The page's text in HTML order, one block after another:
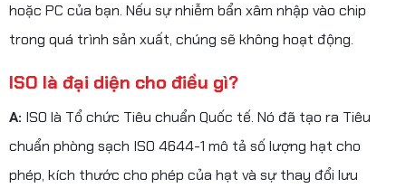
hoặc PC của bạn. Nếu sự nhiễm bẩn xâm nhập vào chip
trong quá trình sản xuất, chúng sẽ không hoạt động.
ISO là đại diện cho điều gì?
A: ISO là Tổ chức Tiêu chuẩn Quốc tế. Nó đã tạo ra Tiêu
chuẩn phòng sạch ISO 4644-1 mô tả số lượng hạt cho
phép, kích thước cho phép của hạt và sự thay đổi lưu